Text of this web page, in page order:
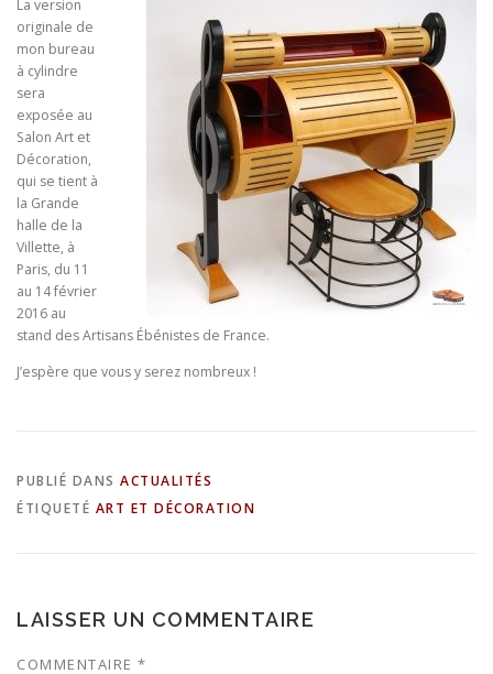
La version
originale de
mon bureau
à cylindre
sera
exposée au
Salon Art et
Décoration,
qui se tient à
la Grande
halle de la
Villette, à
Paris, du 11
au 14 février
2016 au
stand des Artisans Ébénistes de France.
J’espère que vous y serez nombreux !
PUBLIÉ DANS ACTUALITÉS
ÉTIQUETÉ ART ET DÉCORATION
LAISSER UN COMMENTAIRE
COMMENTAIRE *